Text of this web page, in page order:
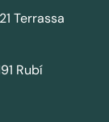
Terrassa
Rubí